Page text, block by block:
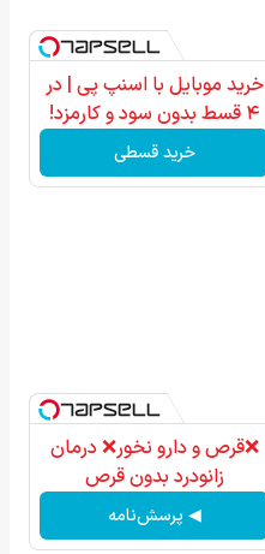
خرید موبایل با اسنپ پی | در
۴ قسط بدون سود و کارمزد!
خرید قسطی
❌قرص‌ و دارو نخور❌ درمان
زانودرد بدون قرص
◀ پرسش‌نامه